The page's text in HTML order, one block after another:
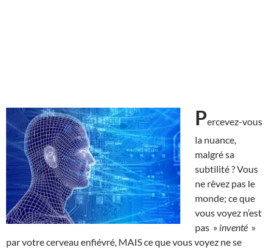
Percevez-vous
la nuance,
malgré sa
subtilité ? Vous
ne rêvez pas le
monde; ce que
vous voyez n’est
pas » inventé »
par votre cerveau enfiévré, MAIS ce que vous voyez ne se